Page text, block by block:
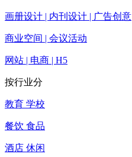
画册设计 | 内刊设计 | 广告创意
商业空间 | 会议活动
网站 | 电商 | H5
按行业分
教育 学校
餐饮 食品
酒店 休闲